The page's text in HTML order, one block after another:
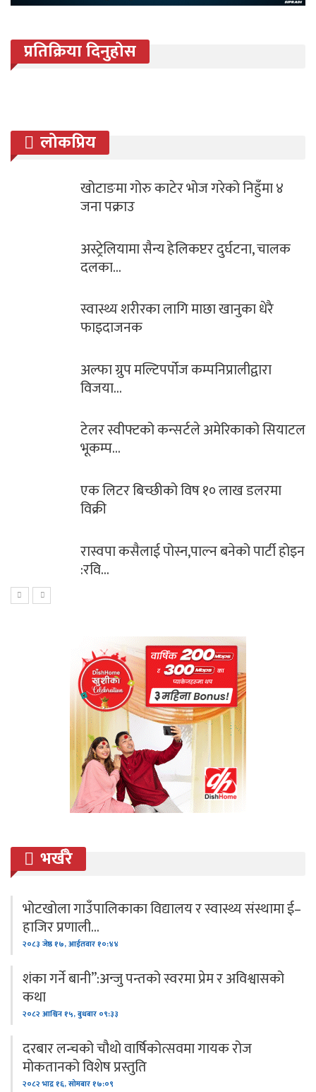
प्रतिक्रिया दिनुहोस
लोकप्रिय
खोटाङमा गोरु काटेर भोज गरेको निहुँमा ४
जना पक्राउ
अस्ट्रेलियामा सैन्य हेलिकप्टर दुर्घटना, चालक
दलका…
स्वास्थ्य शरीरका लागि माछा खानुका धेरै
फाइदाजनक
अल्फा ग्रुप मल्टिपर्पोज कम्पनिप्रालीद्वारा
विजया…
टेलर स्वीफ्टको कन्सर्टले अमेरिकाको सियाटल
भूकम्प…
एक लिटर बिच्छीको विष १० लाख डलरमा
विक्री
रास्वपा कसैलाई पोस्न,पाल्न बनेको पार्टी होइन
:रवि…
भर्खरै
भोटखोला गाउँपालिकाका विद्यालय र स्वास्थ्य संस्थामा ई–
हाजिर प्रणाली…
२०८३ जेष्ठ १७, आईतवार १०:४४
शंका गर्ने बानी”:अन्जु पन्तको स्वरमा प्रेम र अविश्वासको
कथा
२०८२ आश्विन १५, बुधबार ०९:३३
दरबार लन्चको चौथो वार्षिकोत्सवमा गायक रोज
मोकतानको विशेष प्रस्तुति
२०८२ भाद्र १६, सोमबार १७:०९